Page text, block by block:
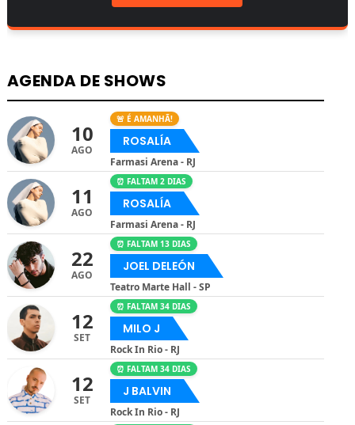
AGENDA DE SHOWS
10
AGO
🚨 É AMANHÃ!
ROSALÍA
Farmasi Arena - RJ
11
AGO
⏰ FALTAM 2 DIAS
ROSALÍA
Farmasi Arena - RJ
22
AGO
⏰ FALTAM 13 DIAS
JOEL DELEÓN
Teatro Marte Hall - SP
12
SET
⏰ FALTAM 34 DIAS
MILO J
Rock In Rio - RJ
12
SET
⏰ FALTAM 34 DIAS
J BALVIN
Rock In Rio - RJ